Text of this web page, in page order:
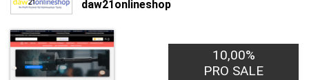
daw21onlineshop
10,00%
PRO SALE